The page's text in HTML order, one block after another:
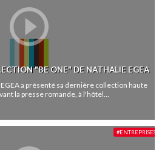
"BE ONE" DE NATHALIE EGEA
a présenté sa dernière collection haute
la presse romande, à l'hôtel...
#ENTREPRISES